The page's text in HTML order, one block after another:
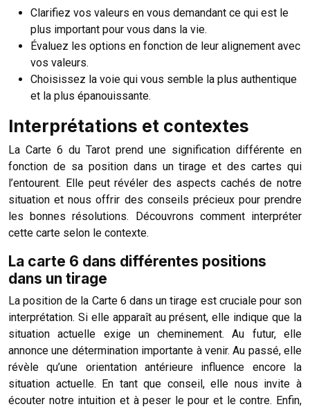
Clarifiez vos valeurs en vous demandant ce qui est le
plus important pour vous dans la vie.
Évaluez les options en fonction de leur alignement avec
vos valeurs.
Choisissez la voie qui vous semble la plus authentique
et la plus épanouissante.
Interprétations et contextes
La Carte 6 du Tarot prend une signification différente en
fonction de sa position dans un tirage et des cartes qui
l’entourent. Elle peut révéler des aspects cachés de notre
situation et nous offrir des conseils précieux pour prendre
les bonnes résolutions. Découvrons comment interpréter
cette carte selon le contexte.
La carte 6 dans différentes positions
dans un tirage
La position de la Carte 6 dans un tirage est cruciale pour son
interprétation. Si elle apparaît au présent, elle indique que la
situation actuelle exige un cheminement. Au futur, elle
annonce une détermination importante à venir. Au passé, elle
révèle qu’une orientation antérieure influence encore la
situation actuelle. En tant que conseil, elle nous invite à
écouter notre intuition et à peser le pour et le contre. Enfin,